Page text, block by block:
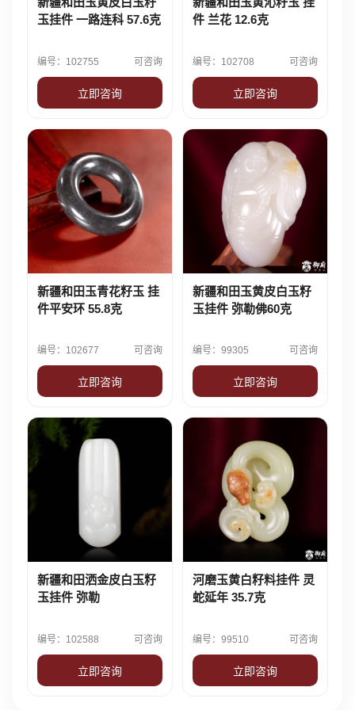
玉挂件 一路连科 57.6克
编号：102755 可咨询
立即咨询
件 兰花 12.6克
编号：102708 可咨询
立即咨询
新疆和田玉青花籽玉 挂
件平安环 55.8克
编号：102677 可咨询
立即咨询
新疆和田玉黄皮白玉籽
玉挂件 弥勒佛60克
编号：99305 可咨询
立即咨询
新疆和田洒金皮白玉籽
玉挂件 弥勒
编号：102588 可咨询
立即咨询
河磨玉黄白籽料挂件 灵
蛇延年 35.7克
编号：99510 可咨询
立即咨询